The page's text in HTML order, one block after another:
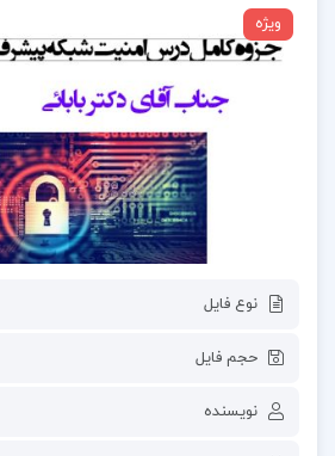
ویژه
نوع فایل
حجم فایل
نویسنده